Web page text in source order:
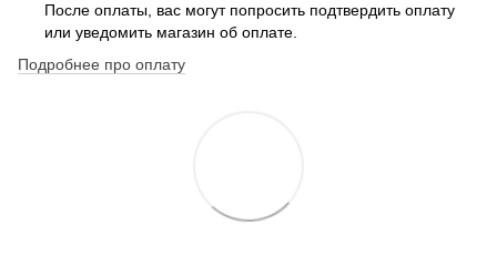
После оплаты, вас могут попросить подтвердить оплату
или уведомить магазин об оплате.
Подробнее про оплату